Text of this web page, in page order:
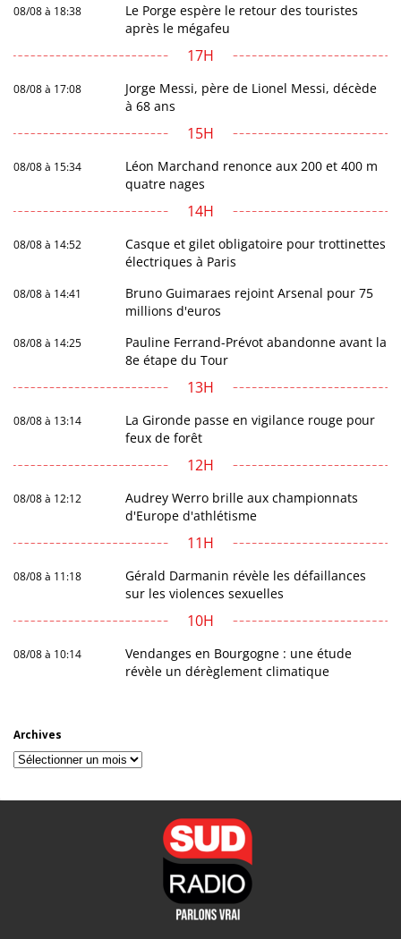
08/08 à 18:38
Le Porge espère le retour des touristes
après le mégafeu
17H
08/08 à 17:08
Jorge Messi, père de Lionel Messi, décède
à 68 ans
15H
08/08 à 15:34
Léon Marchand renonce aux 200 et 400 m
quatre nages
14H
08/08 à 14:52
Casque et gilet obligatoire pour trottinettes
électriques à Paris
08/08 à 14:41
Bruno Guimaraes rejoint Arsenal pour 75
millions d'euros
08/08 à 14:25
Pauline Ferrand-Prévot abandonne avant la
8e étape du Tour
13H
08/08 à 13:14
La Gironde passe en vigilance rouge pour
feux de forêt
12H
08/08 à 12:12
Audrey Werro brille aux championnats
d'Europe d'athlétisme
11H
08/08 à 11:18
Gérald Darmanin révèle les défaillances
sur les violences sexuelles
10H
08/08 à 10:14
Vendanges en Bourgogne : une étude
révèle un dérèglement climatique
Archives
Archives